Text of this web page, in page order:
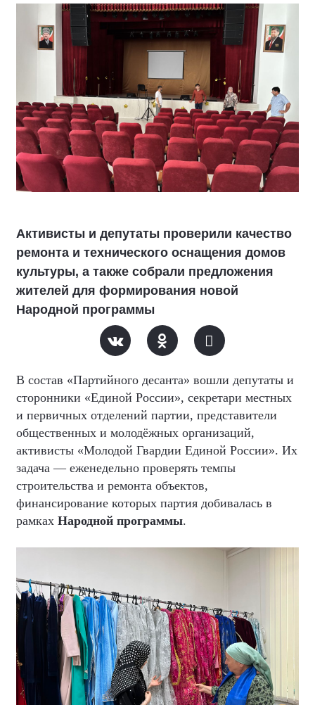
Активисты и депутаты проверили качество
ремонта и технического оснащения домов
культуры, а также собрали предложения
жителей для формирования новой
Народной программы
В состав «Партийного десанта» вошли депутаты и
сторонники «Единой России», секретари местных
и первичных отделений партии, представители
общественных и молодёжных организаций,
активисты «Молодой Гвардии Единой России». Их
задача — еженедельно проверять темпы
строительства и ремонта объектов,
финансирование которых партия добивалась в
рамках Народной программы.